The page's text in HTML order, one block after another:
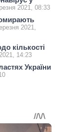
2021, 08:33
2021,
кількості
14:23
України